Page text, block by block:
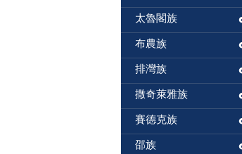
太魯閣族
布農族
排灣族
撒奇萊雅族
賽德克族
邵族